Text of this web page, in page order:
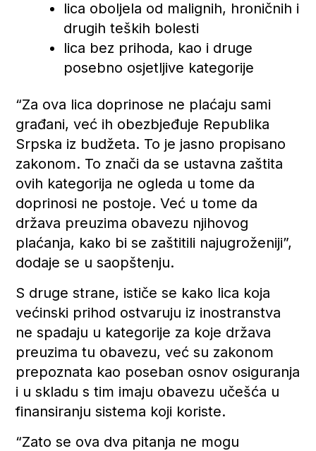
lica oboljela od malignih, hroničnih i
drugih teških bolesti
lica bez prihoda, kao i druge
posebno osjetljive kategorije
“Za ova lica doprinose ne plaćaju sami
građani, već ih obezbjeđuje Republika
Srpska iz budžeta. To je jasno propisano
zakonom. To znači da se ustavna zaštita
ovih kategorija ne ogleda u tome da
doprinosi ne postoje. Već u tome da
država preuzima obavezu njihovog
plaćanja, kako bi se zaštitili najugroženiji”,
dodaje se u saopštenju.
S druge strane, ističe se kako lica koja
većinski prihod ostvaruju iz inostranstva
ne spadaju u kategorije za koje država
preuzima tu obavezu, već su zakonom
prepoznata kao poseban osnov osiguranja
i u skladu s tim imaju obavezu učešća u
finansiranju sistema koji koriste.
“Zato se ova dva pitanja ne mogu